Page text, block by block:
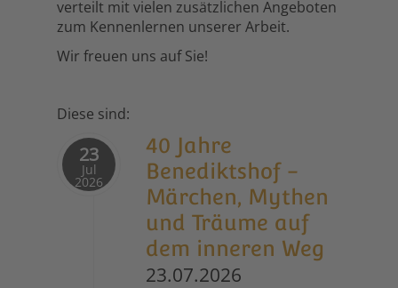
verteilt mit vielen zusätzlichen Angeboten
zum Kennenlernen unserer Arbeit.
Wir freuen uns auf Sie!
Diese sind:
23
Jul
2026
40 Jahre
Benediktshof -
Märchen, Mythen
und Träume auf
dem inneren Weg
23.07.2026